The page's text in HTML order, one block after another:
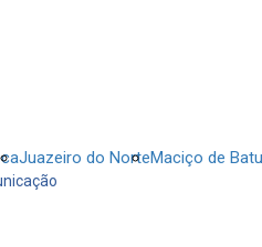
Juazeiro do NorteMaciço de